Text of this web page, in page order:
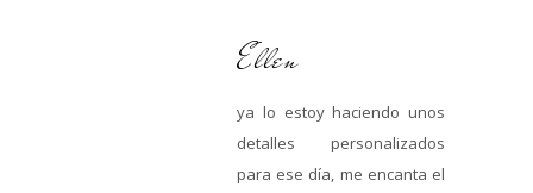
Ellen
ya lo estoy haciendo unos
detalles personalizados
para ese día, me encanta el